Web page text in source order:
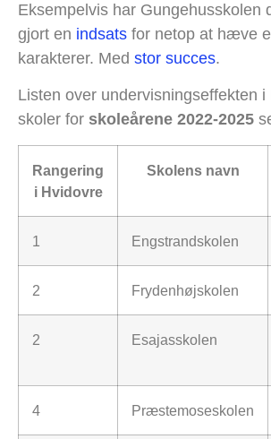
Eksempelvis har Gungehusskolen
gjort en indsats for netop at hæve
karakterer. Med stor succes.
Listen over undervisningseffekten i
skoler for skoleårene 2022-2025
Rangering
i Hvidovre
Skolens navn
1 Engstrandskolen
2 Frydenhøjskolen
2 Esajasskolen
4 Præstemoseskolen